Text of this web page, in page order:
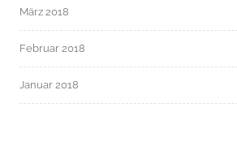
März 2018
Februar 2018
Januar 2018